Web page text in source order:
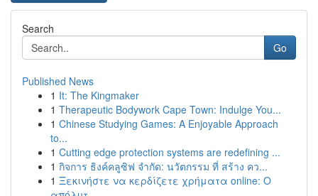
Search
Go
Published News
1 It: The Kingmaker
1 Therapeutic Bodywork Cape Town: Indulge You...
1 Chinese Studying Games: A Enjoyable Approach
to...
1 Cutting edge protection systems are redefining ...
1 กิจการ ธิงค์คลูซิฟ จำกัด: นวัตกรรม ที่ สร้าง คว...
1 Ξεκινήστε να κερδίζετε χρήματα online: Ο